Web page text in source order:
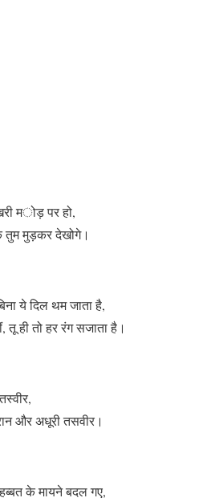
मोड़ पर हो,
तुम मुड़कर देखोगे।
ये दिल थम जाता है,
तू ही तो हर रंग सजाता है।
और अधूरी तसवीर।
के मायने बदल गए,